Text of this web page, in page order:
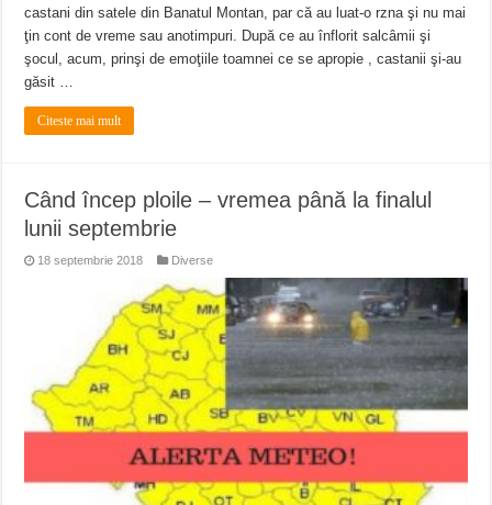
castani din satele din Banatul Montan, par că au luat-o rzna şi nu mai
ţin cont de vreme sau anotimpuri. După ce au înflorit salcâmii şi
şocul, acum, prinşi de emoţiile toamnei ce se apropie , castanii şi-au
găsit …
Citeste mai mult
Când încep ploile – vremea până la finalul
lunii septembrie
18 septembrie 2018 Diverse